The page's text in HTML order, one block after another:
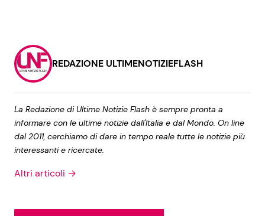
REDAZIONE ULTIMENOTIZIEFLASH
La Redazione di Ultime Notizie Flash è sempre pronta a
informare con le ultime notizie dall'Italia e dal Mondo. On line
dal 2011, cerchiamo di dare in tempo reale tutte le notizie più
interessanti e ricercate.
Altri articoli →